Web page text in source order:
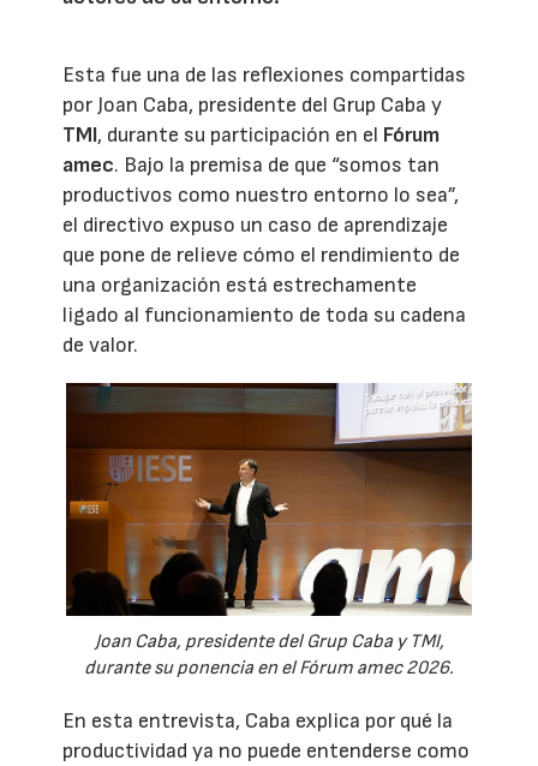
Esta fue una de las reflexiones compartidas
por Joan Caba, presidente del Grup Caba y
TMI, durante su participación en el Fórum
amec. Bajo la premisa de que “somos tan
productivos como nuestro entorno lo sea”,
el directivo expuso un caso de aprendizaje
que pone de relieve cómo el rendimiento de
una organización está estrechamente
ligado al funcionamiento de toda su cadena
de valor.
Joan Caba, presidente del Grup Caba y TMI,
durante su ponencia en el Fórum amec 2026.
En esta entrevista, Caba explica por qué la
productividad ya no puede entenderse como